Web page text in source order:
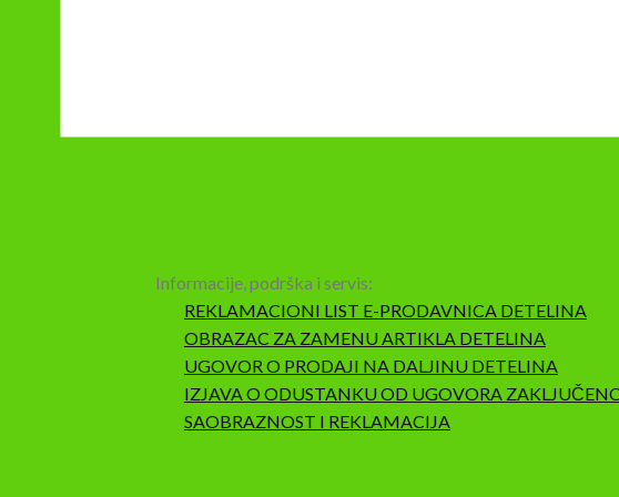
Informacije, podrška i servis:
REKLAMACIONI LIST E-PRODAVNICA DETELINA
OBRAZAC ZA ZAMENU ARTIKLA DETELINA
UGOVOR O PRODAJI NA DALJINU DETELINA
IZJAVA O ODUSTANKU OD UGOVORA
SAOBRAZNOST I REKLAMACIJA